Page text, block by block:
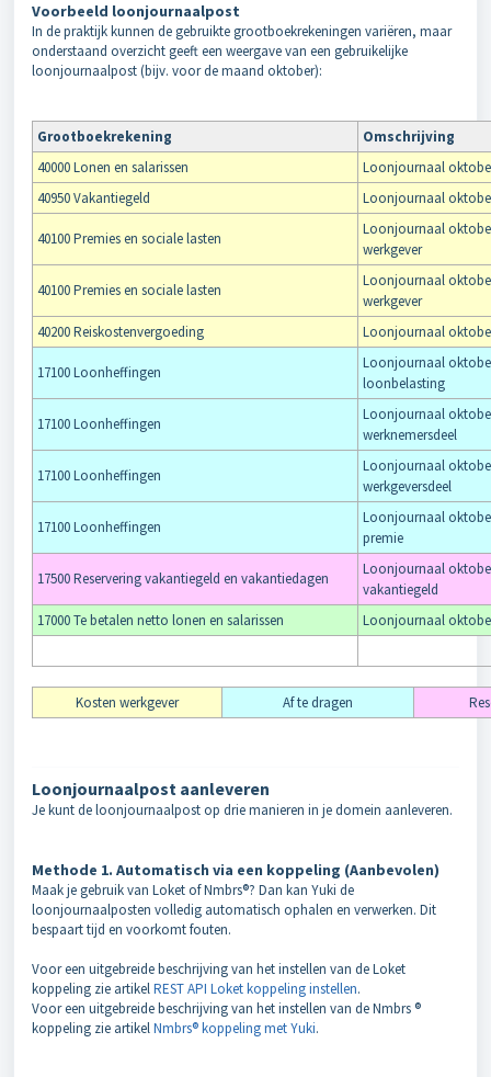
Voorbeeld loonjournaalpost
In de praktijk kunnen de gebruikte grootboekrekeningen variëren, maar
onderstaand overzicht geeft een weergave van een gebruikelijke
loonjournaalpost (bijv. voor de maand oktober):
Grootboekrekening
Omschrijving
40000 Lonen en salarissen
Loonjournaal
40950 Vakantiegeld
Loonjournaal
40100 Premies en sociale lasten
Loonjournaal
werkgever
40100 Premies en sociale lasten
Loonjournaal
werkgever
40200 Reiskostenvergoeding
Loonjournaal
17100 Loonheffingen
Loonjournaal
loonbelasting
17100 Loonheffingen
Loonjournaal
werknemersdeel
17100 Loonheffingen
Loonjournaal
werkgeversdeel
17100 Loonheffingen
Loonjournaal
premie
17500 Reservering vakantiegeld en vakantiedagen
Loonjournaal
vakantiegeld
17000 Te betalen netto lonen en salarissen
Loonjournaal
Kosten werkgever Af te dragen
Loonjournaalpost aanleveren
Je kunt de loonjournaalpost op drie manieren in je domein aanleveren.
Methode 1. Automatisch via een koppeling (Aanbevolen)
Maak je gebruik van Loket of Nmbrs®? Dan kan Yuki de
loonjournaalposten volledig automatisch ophalen en verwerken. Dit
bespaart tijd en voorkomt fouten.
Voor een uitgebreide beschrijving van het instellen van de Loket
koppeling zie artikelREST API Loket koppeling instellen.
Voor een uitgebreide beschrijving van het instellen van de Nmbrs ®
koppeling zie artikelNmbrs® koppeling met Yuki.